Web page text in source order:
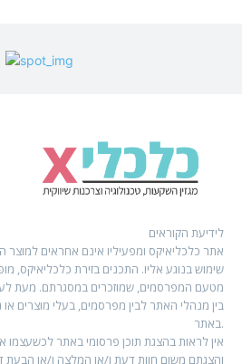
לידיעת הקוראים
אתר כלכליאיקס ומפעיליו אינם אחראים למוצר
שימוש בנוגע אליו. התכנים בזירת כלכליאיקס,
מטעם המפרסמים, שמוזכרים במסגרתם. מעת
בין מנהלי האתר לבין מפרסמים, בעלי מוצרים או
באתר.
אין לראות בהצגת תוכן פרסומי באתר לכשעצמו
והצגתם משום חוות דעת ו/או המלצה ו/או